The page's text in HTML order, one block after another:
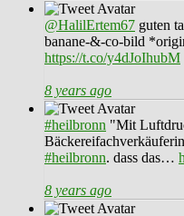
@HalilErtem67 guten
banane-&-co-bild
https://t.co/y4dJoIhubM
8 years ago
#heilbronn "Mit
#heilbronn. dass das…
8 years ago